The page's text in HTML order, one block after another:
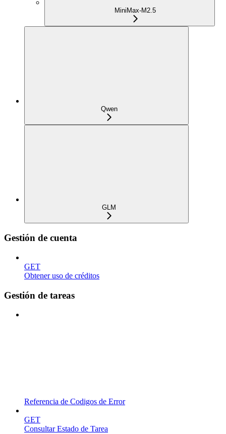
MiniMax-M2.5
Qwen
GLM
Gestión de cuenta
GET
Obtener uso de créditos
Gestión de tareas
Referencia de Codigos de Error
GET
Consultar Estado de Tarea